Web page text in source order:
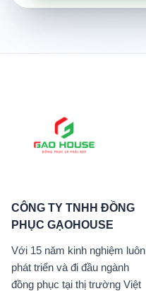
CÔNG TY TNHH ĐỒNG
PHỤC GẠOHOUSE
Với 15 năm kinh nghiệm luôn
phát triển và đi đầu ngành
đồng phục tại thị trường Việt